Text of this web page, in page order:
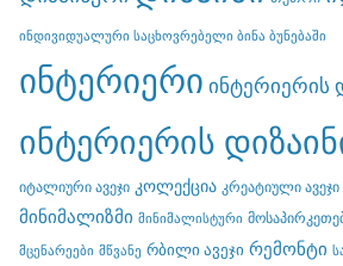
ინდივიდუალური საცხოვრებელი ბინა ბუნებაში
ინტერიერი ინტერიერის
ინტერიერის
იტალიური ავეჯი კოლექცია კრეატიული ავეჯი
მინიმალიზმი მინიმალისტური
მცენარეები მწვანე რბილი ავეჯი რემონტი